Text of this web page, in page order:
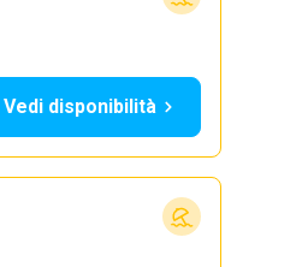
Vedi disponibilità